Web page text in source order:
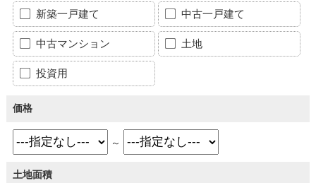
新築一戸建て 中古一戸建て
中古マンション 土地
投資用
価格
～
土地面積